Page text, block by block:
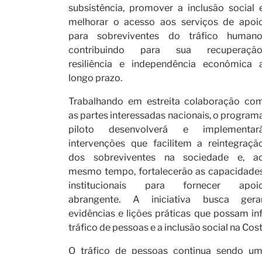
Seja
subsistência, promover a inclusão social
melhorar o acesso aos serviços de
para sobreviventes do tráfico
contribuindo para sua
resiliência e independência econômica
longo prazo.
Trabalhando em estreita colaboração
as partes interessadas nacionais, o
piloto desenvolverá e
intervenções que facilitem a
dos sobreviventes na sociedade e,
mesmo tempo, fortalecerão as
institucionais para fornecer
abrangente. A iniciativa busca
evidências e lições práticas que possam
tráfico de pessoas e a inclusão social na
O tráfico de pessoas continua sendo